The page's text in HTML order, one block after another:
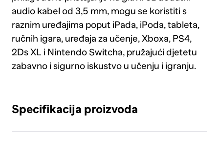
audio kabel od 3,5 mm, mogu se koristiti s
raznim uređajima poput iPada, iPoda, tableta,
ručnih igara, uređaja za učenje, Xboxa, PS4,
2Ds XL i Nintendo Switcha, pružajući djetetu
zabavno i sigurno iskustvo u učenju i igranju.
Specifikacija proizvoda